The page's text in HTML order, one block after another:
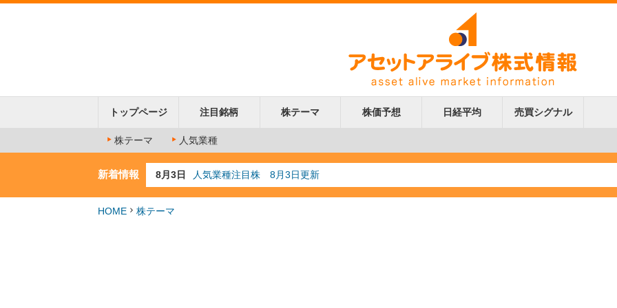
トップページ 注目銘柄 株テーマ 株価予想 日経平均 売買シグナル
株テーマ 人気業種
新着情報 8月3日
人気業種注目株 8月3日更新
8月2日
金融注目株 8月2日更新
7月10日
HOME 株テーマ